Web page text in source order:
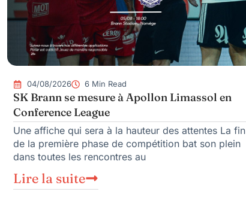
04/08/2026 6 Min Read
SK Brann se mesure à Apollon Limassol en
Conference League
Une affiche qui sera à la hauteur des attentes La fin
de la première phase de compétition bat son plein
dans toutes les rencontres au
Lire la suite